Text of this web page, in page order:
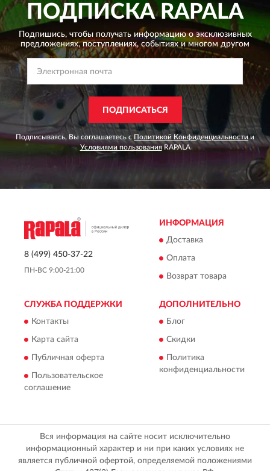
ПОДПИСКАRAPALA
Подпишись, чтобы получать информацию о эксклюзивных
предложениях,поступлениях, событиях и многом другом
ПОДПИСАТЬСЯ
Подписываясь, Вы соглашаетесь сПолитикой Конфиденциальности и
Условиями пользованияRAPALA
8 (499) 450-37-22
ПН-ВС 9:00-21:00
ИНФОРМАЦИЯ
Доставка
Оплата
Возврат товара
СЛУЖБА ПОДДЕРЖКИ
Контакты
Карта сайта
Публичная оферта
Пользовательское
соглашение
ДОПОЛНИТЕЛЬНО
Блог
Скидки
Политика
конфиденциальности
Вся информация на сайте носит исключительно
информационный характер и ни при каких условиях не
является публичной офертой, определяемой положениями